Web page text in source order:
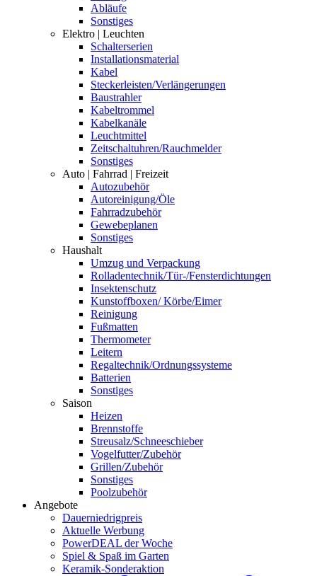
Abläufe
Sonstiges
Elektro | Leuchten
Schalterserien
Installationsmaterial
Kabel
Steckerleisten/Verlängerungen
Baustrahler
Kabeltrommel
Kabelkanäle
Leuchtmittel
Zeitschaltuhren/Rauchmelder
Sonstiges
Auto | Fahrrad | Freizeit
Autozubehör
Autoreinigung/Öle
Fahrradzubehör
Gewebeplanen
Sonstiges
Haushalt
Umzug und Verpackung
Rolladentechnik/Tür-/Fensterdichtungen
Insektenschutz
Kunstoffboxen/ Körbe/Eimer
Reinigung
Fußmatten
Thermometer
Leitern
Regaltechnik/Ordnungssysteme
Batterien
Sonstiges
Saison
Heizen
Brennstoffe
Streusalz/Schneeschieber
Vogelfutter/Zubehör
Grillen/Zubehör
Sonstiges
Poolzubehör
Angebote
Dauerniedrigpreis
Aktuelle Werbung
PowerDEAL der Woche
Spiel & Spaß im Garten
Keramik-Sonderaktion